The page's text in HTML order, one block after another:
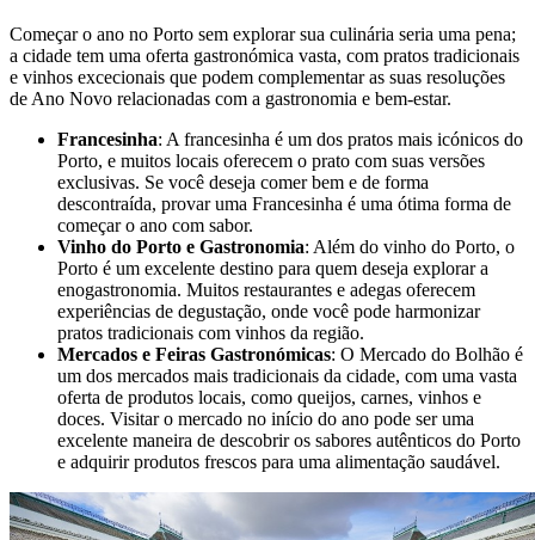
Começar o ano no Porto sem explorar sua culinária seria uma pena;
a cidade tem uma oferta gastronómica vasta, com pratos tradicionais
e vinhos excecionais que podem complementar as suas resoluções
de Ano Novo relacionadas com a gastronomia e bem-estar.
Francesinha: A francesinha é um dos pratos mais icónicos do
Porto, e muitos locais oferecem o prato com suas versões
exclusivas. Se você deseja comer bem e de forma
descontraída, provar uma Francesinha é uma ótima forma de
começar o ano com sabor.
Vinho do Porto e Gastronomia: Além do vinho do Porto, o
Porto é um excelente destino para quem deseja explorar a
enogastronomia. Muitos restaurantes e adegas oferecem
experiências de degustação, onde você pode harmonizar
pratos tradicionais com vinhos da região.
Mercados e Feiras Gastronómicas: O Mercado do Bolhão é
um dos mercados mais tradicionais da cidade, com uma vasta
oferta de produtos locais, como queijos, carnes, vinhos e
doces. Visitar o mercado no início do ano pode ser uma
excelente maneira de descobrir os sabores autênticos do Porto
e adquirir produtos frescos para uma alimentação saudável.